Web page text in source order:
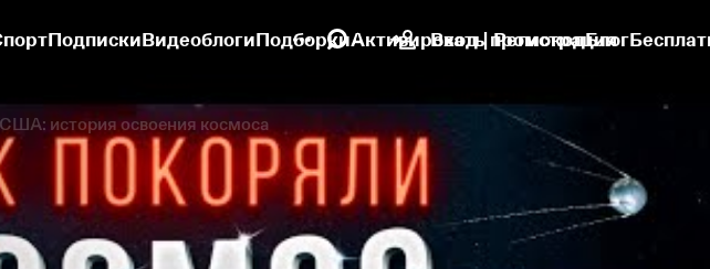
ПодпискиВидеоблогиПодборкиАктивировать промокодБлог
Вход | Регистрация
история освоения космоса